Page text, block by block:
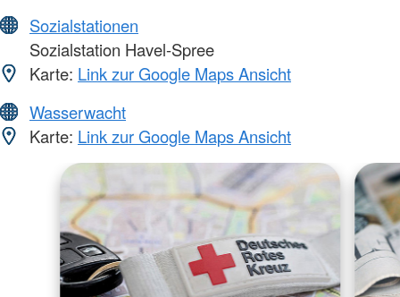
Sozialstationen
Sozialstation Havel-Spree
Karte: Link zur Google Maps Ansicht
Wasserwacht
Karte: Link zur Google Maps Ansicht